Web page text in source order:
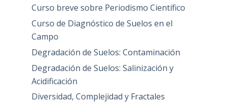
Curso breve sobre Periodismo Científico
Curso de Diagnóstico de Suelos en el
Campo
Degradación de Suelos: Contaminación
Degradación de Suelos: Salinización y
Acidificación
Diversidad, Complejidad y Fractales